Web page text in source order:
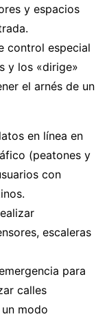
y espacios
control especial
y los «dirige»
el arnés de un
en línea en
(peatones y
con
escaleras
para
calles
modo